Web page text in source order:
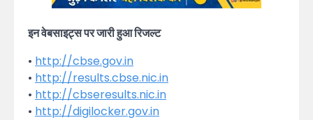
इन वेबसाइट्स पर जारी हुआ रिजल्ट
• http://cbse.gov.in
• http://results.cbse.nic.in
• http://cbseresults.nic.in
• http://digilocker.gov.in